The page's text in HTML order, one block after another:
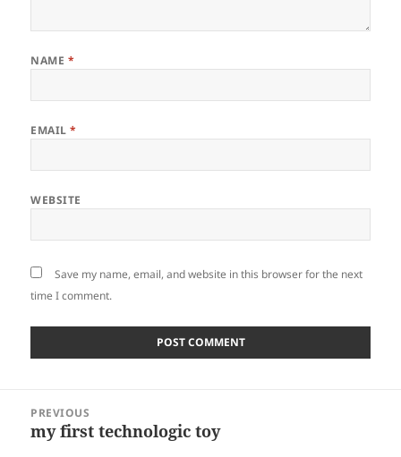
NAME *
EMAIL*
WEBSITE
Save my name, email, and website in this browser for the next
time I comment.
navigation
PREVIOUS
Previous
my first technologic toy